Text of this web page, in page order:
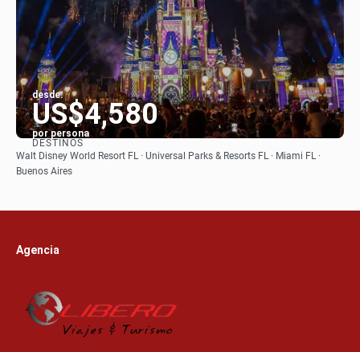
desde:
US$4,580
por persona
Ver
DESTINOS
Walt Disney World Resort FL · Universal Parks & Resorts FL · Miami FL ·
Buenos Aires
Agencia